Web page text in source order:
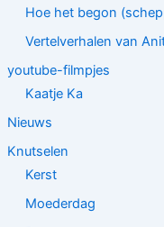
Hoe het begon
Vertelverhalen van
youtube-filmpjes
Kaatje Ka
Nieuws
Knutselen
Kerst
Moederdag